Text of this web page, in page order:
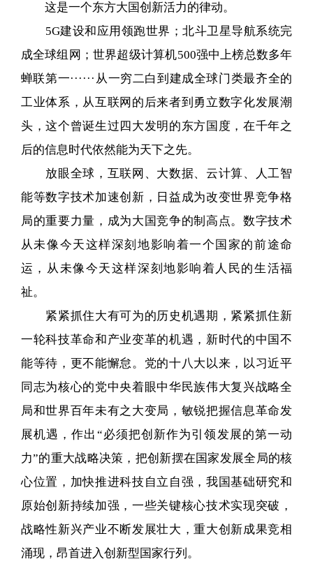
这是一个东方大国创新活力的律动。
5G建设和应用领跑世界；北斗卫星导航系统完
成全球组网；世界超级计算机500强中上榜总数多年
蝉联第一······从一穷二白到建成全球门类最齐全的
工业体系，从互联网的后来者到勇立数字化发展潮
头，这个曾诞生过四大发明的东方国度，在千年之
后的信息时代依然能为天下之先。
放眼全球，互联网、大数据、云计算、人工智
能等数字技术加速创新，日益成为改变世界竞争格
局的重要力量，成为大国竞争的制高点。数字技术
从未像今天这样深刻地影响着一个国家的前途命
运，从未像今天这样深刻地影响着人民的生活福
祉。
紧紧抓住大有可为的历史机遇期，紧紧抓住新
一轮科技革命和产业变革的机遇，新时代的中国不
能等待，更不能懈怠。党的十八大以来，以习近平
同志为核心的党中央着眼中华民族伟大复兴战略全
局和世界百年未有之大变局，敏锐把握信息革命发
展机遇，作出“必须把创新作为引领发展的第一动
力”的重大战略决策，把创新摆在国家发展全局的核
心位置，加快推进科技自立自强，我国基础研究和
原始创新持续加强，一些关键核心技术实现突破，
战略性新兴产业不断发展壮大，重大创新成果竞相
涌现，昂首进入创新型国家行列。